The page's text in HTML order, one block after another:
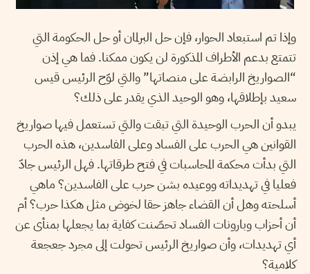
وإذا تم استبعاد الحوار، فإن حل البرلمان أو حل الحكومة التي
تتمتع بدعم الأطراف المذكورة لن يكون ممكنا. فما هي إذن
“الصواريخ الرابضة على منصاتها” والتي لوّح الرئيس قيس
سعيد بإطلاقها، وهو الوحيد الذي يقدر على ذلك؟
يبدو أن الحرب الوحيدة التي تبقت والتي تستعمل فيها صواريخ
القوانين هي الحرب على الفساد وعلى الفاسدين، هذه الحرب
التي بدأت محكمة المحاسبات في فتح طرقاتها. فهل الرئيس جادّ
فعليا في تهديداته ووعيده بشن حرب على الفاسدين؟ ماهي
أسلحته وهل أن القضاء جاهز حقا لخوض مثل هكذا حرب؟ أم
أن أحزاب وبارونات الفساد تحصّنت كفاية بما يجعلها بمنأى عن
أي تهديدات، وأن صواريخ الرئيس تحولت إلى مجرد جعجعة
كلامية؟